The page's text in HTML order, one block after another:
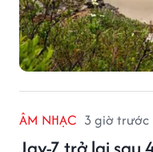
ÂM NHẠC 3 giờ trước